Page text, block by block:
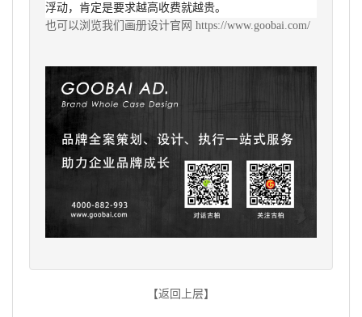
浮动，肯定是要求越高收费就越贵。
也可以浏览我们 画册设计官网 https://www.goobai.com/
【返回上层】